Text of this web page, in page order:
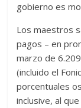
gobierno es
Los maestros
pagos – en
marzo de
(incluido el
porcentuales
inclusive, al